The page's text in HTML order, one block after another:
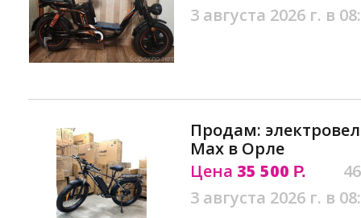
3 августа 2026 г. в
Продам:
Max в Орле
Цена 35 500 Р.
3 августа 2026 г. в